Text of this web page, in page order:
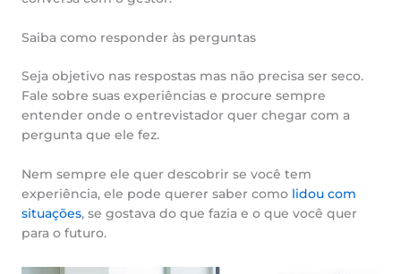
Saiba como responder às perguntas
Seja objetivo nas respostas mas não precisa ser seco.
Fale sobre suas experiências e procure sempre
entender onde o entrevistador quer chegar com a
pergunta que ele fez.
Nem sempre ele quer descobrir se você tem
experiência, ele pode querer saber como lidou com
situações, se gostava do que fazia e o que você quer
para o futuro.